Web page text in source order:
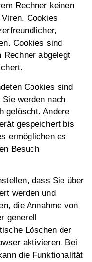
Rechner keinen
Cookies
Cookies sind
Rechner abgelegt
Cookies sind
Sie werden nach
gelöscht. Andere
gespeichert bis
ermöglichen es
Besuch
dass Sie über
werden und
die Annahme von
generell
Löschen der
aktivieren. Bei
die Funktionalität